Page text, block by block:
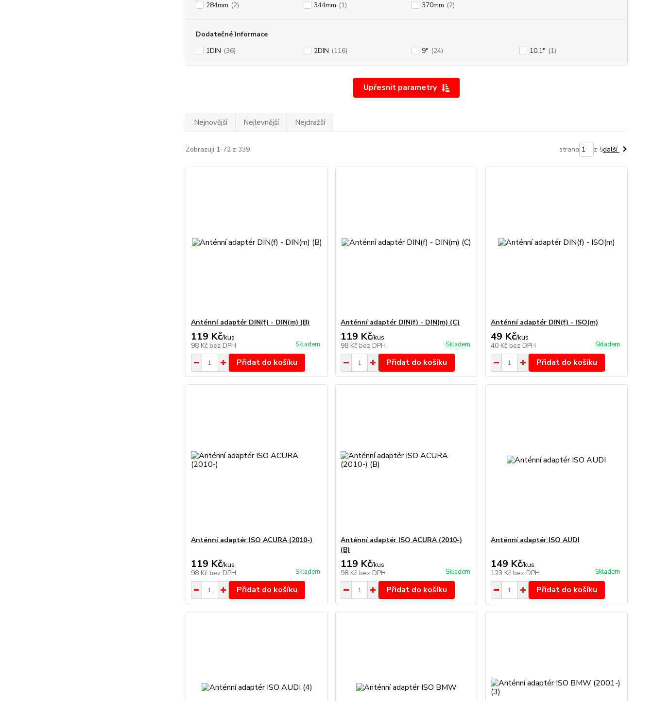
Upřesnit parametry
284mm (2) 344mm (1) 370mm (2)
Dodatečné Informace
1DIN (36) 2DIN (116) 9" (24) 10,1" (1)
Nejnovější Nejlevnější Nejdražší
Zobrazuji 1-72 z 339 strana z 5další
Anténní adaptér DIN(f) - DIN(m) (B)
119 Kč/kus
98 Kč bez DPH Skladem
Přidat do košíku
Anténní adaptér DIN(f) - DIN(m) (C)
119 Kč/kus
98 Kč bez DPH Skladem
Přidat do košíku
Anténní adaptér DIN(f) - ISO(m)
49 Kč/kus
40 Kč bez DPH Skladem
Přidat do košíku
Anténní adaptér ISO ACURA (2010-)
119 Kč/kus
98 Kč bez DPH Skladem
Přidat do košíku
Anténní adaptér ISO ACURA (2010-)
(B)
119 Kč/kus
98 Kč bez DPH Skladem
Přidat do košíku
Anténní adaptér ISO AUDI
149 Kč/kus
123 Kč bez DPH Skladem
Přidat do košíku